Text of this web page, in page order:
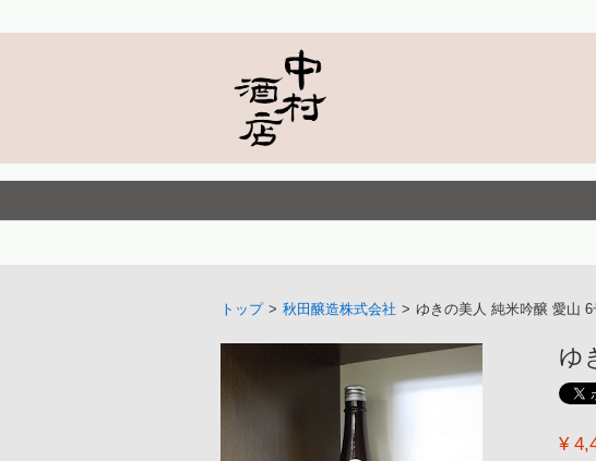
トップ > 秋田醸造株式会社 > ゆきの美人 純米吟醸 愛山 6
ゆ
¥